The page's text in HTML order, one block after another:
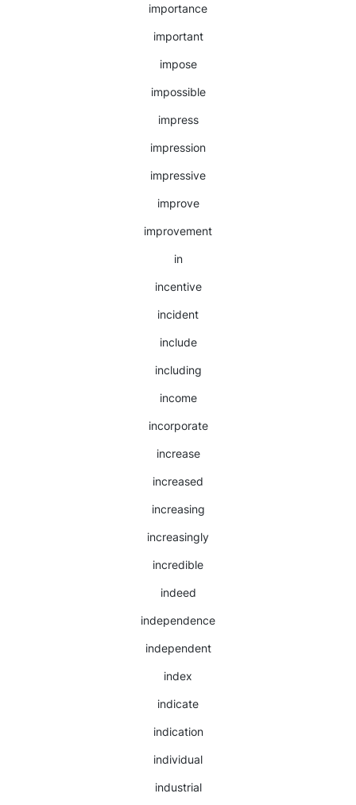
importance
important
impose
impossible
impress
impression
impressive
improve
improvement
in
incentive
incident
include
including
income
incorporate
increase
increased
increasing
increasingly
incredible
indeed
independence
independent
index
indicate
indication
individual
industrial